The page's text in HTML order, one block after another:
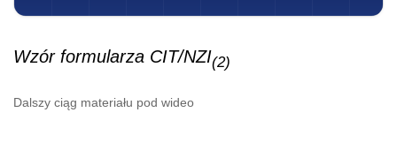
Wzór formularza CIT/NZI(2)
Dalszy ciąg materiału pod wideo